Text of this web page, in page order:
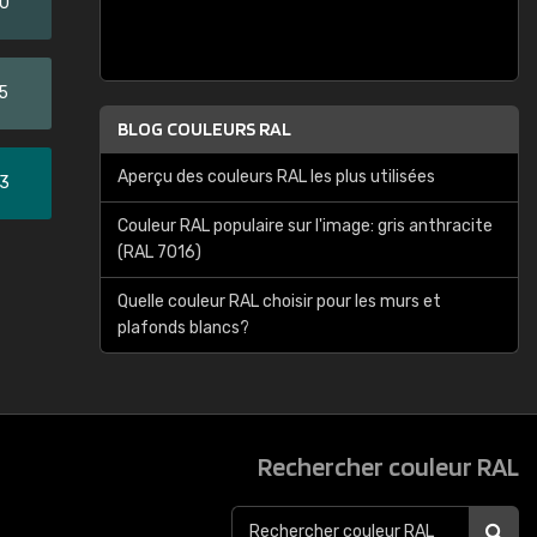
BLOG COULEURS RAL
Aperçu des couleurs RAL les plus utilisées
Couleur RAL populaire sur l'image: gris anthracite
(RAL 7016)
Quelle couleur RAL choisir pour les murs et
plafonds blancs?
Rechercher couleur RAL